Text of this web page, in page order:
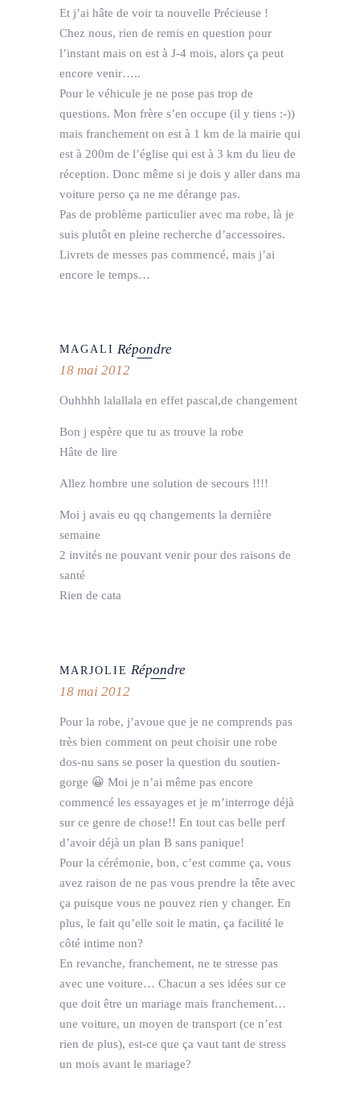
Et j’ai hâte de voir ta nouvelle Précieuse !
Chez nous, rien de remis en question pour
l’instant mais on est à J-4 mois, alors ça peut
encore venir…..
Pour le véhicule je ne pose pas trop de
questions. Mon frère s’en occupe (il y tiens :-))
mais franchement on est à 1 km de la mairie qui
est à 200m de l’église qui est à 3 km du lieu de
réception. Donc même si je dois y aller dans ma
voiture perso ça ne me dérange pas.
Pas de problème particulier avec ma robe, là je
suis plutôt en pleine recherche d’accessoires.
Livrets de messes pas commencé, mais j’ai
encore le temps…
MAGALI Répondre
18 mai 2012
Ouhhhh lalallala en effet pascal,de changement
Bon j espère que tu as trouve la robe
Hâte de lire
Allez hombre une solution de secours !!!!
Moi j avais eu qq changements la dernière
semaine
2 invités ne pouvant venir pour des raisons de
santé
Rien de cata
MARJOLIE Répondre
18 mai 2012
Pour la robe, j’avoue que je ne comprends pas
très bien comment on peut choisir une robe
dos-nu sans se poser la question du soutien-
gorge 😀 Moi je n’ai même pas encore
commencé les essayages et je m’interroge déjà
sur ce genre de chose!! En tout cas belle perf
d’avoir déjà un plan B sans panique!
Pour la cérémonie, bon, c’est comme ça, vous
avez raison de ne pas vous prendre la tête avec
ça puisque vous ne pouvez rien y changer. En
plus, le fait qu’elle soit le matin, ça facilité le
côté intime non?
En revanche, franchement, ne te stresse pas
avec une voiture… Chacun a ses idées sur ce
que doit être un mariage mais franchement…
une voiture, un moyen de transport (ce n’est
rien de plus), est-ce que ça vaut tant de stress
un mois avant le mariage?